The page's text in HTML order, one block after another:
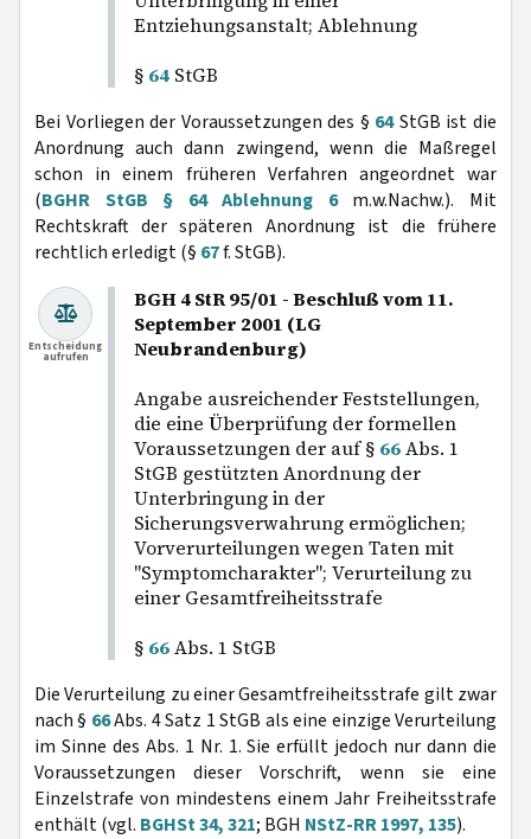
Entziehungsanstalt; Ablehnung
§ 64 StGB
Bei Vorliegen der Voraussetzungen des § 64StGB ist die
Anordnung auch dann zwingend, wenn die Maßregel
schon in einem früheren Verfahren angeordnet war
(BGHR StGB § 64 Ablehnung 6m.w.Nachw.). Mit
Rechtskraft der späteren Anordnung ist die frühere
rechtlich erledigt (§ 67f. StGB).
BGH 4 StR 95/01 - Beschluß vom 11.
September 2001 (LG
Neubrandenburg)
Angabe ausreichender Feststellungen,
die eine Überprüfung der formellen
Voraussetzungen der auf § 66Abs. 1
StGB gestützten Anordnung der
Unterbringung in der
Sicherungsverwahrung ermöglichen;
Vorverurteilungen wegen Taten mit
"Symptomcharakter"; Verurteilung zu
einer Gesamtfreiheitsstrafe
§ 66Abs. 1 StGB
Entscheidung
aufrufen
Die Verurteilung zu einer Gesamtfreiheitsstrafe gilt zwar
nach § 66Abs. 4 Satz 1 StGB als eine einzige Verurteilung
im Sinne des Abs. 1 Nr. 1. Sie erfüllt jedoch nur dann die
Voraussetzungen dieser Vorschrift, wenn sie eine
Einzelstrafe von mindestens einem Jahr Freiheitsstrafe
enthält (vgl. BGHSt 34, 321; BGH NStZ-RR 1997, 135).